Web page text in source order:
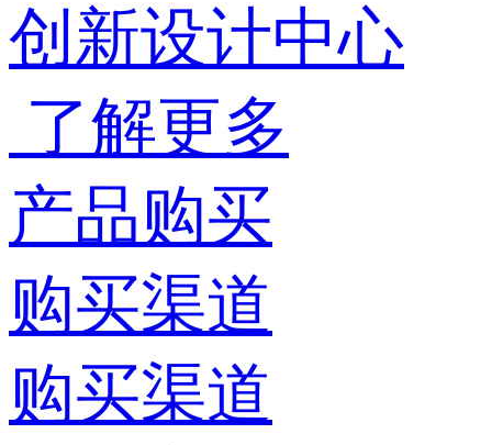
创新设计中心
了解更多
产品购买
购买渠道
购买渠道